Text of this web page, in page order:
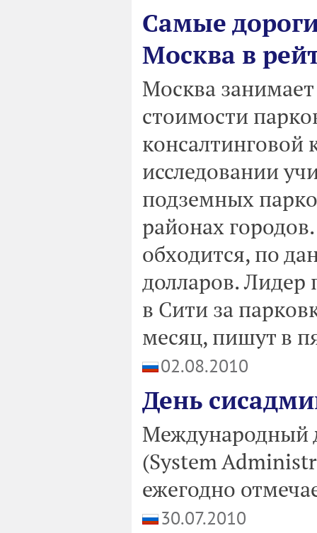
Самые
Москва в
Москва
стоимости
исследовании
подземных
районах
обходится, по
долларов. Лидер
в Сити за
месяц, пишут в
02.08.2010
День
Международный
(System
ежегодно
30.07.2010